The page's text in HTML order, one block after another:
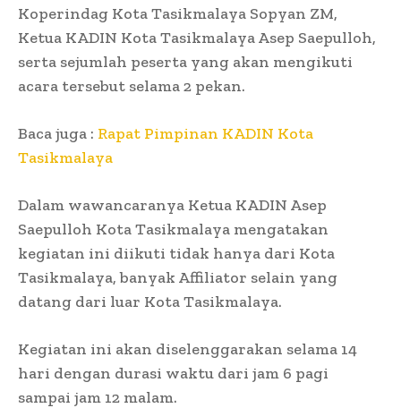
Koperindag Kota Tasikmalaya Sopyan ZM,
Ketua KADIN Kota Tasikmalaya Asep Saepulloh,
serta sejumlah peserta yang akan mengikuti
acara tersebut selama 2 pekan.
Baca juga : Rapat Pimpinan KADIN Kota
Tasikmalaya
Dalam wawancaranya Ketua KADIN Asep
Saepulloh Kota Tasikmalaya mengatakan
kegiatan ini diikuti tidak hanya dari Kota
Tasikmalaya, banyak Affiliator selain yang
datang dari luar Kota Tasikmalaya.
Kegiatan ini akan diselenggarakan selama 14
hari dengan durasi waktu dari jam 6 pagi
sampai jam 12 malam.